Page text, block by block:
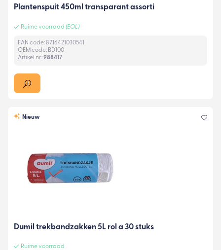
Plantenspuit 450ml transparant assorti
Ruime voorraad (EOL)
EAN code: 8716421030541
OEM code: BD100
Artikel nr.:988417
Nieuw
Dumil trekbandzakken 5L rol a 30 stuks
Ruime voorraad